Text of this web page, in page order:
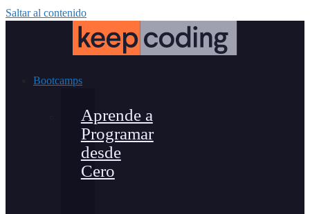
Saltar al contenido
Bootcamps
Aprende a
Programar
desde
Cero